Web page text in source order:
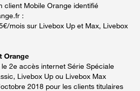
client Mobile Orange identifié
:
mois sur Livebox Up et Max, Livebox
Orange
2e accès internet Série Spéciale
Livebox Up ou Livebox Max
2018 pour les clients titulaires